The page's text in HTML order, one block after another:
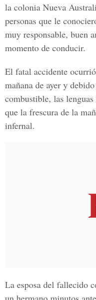
la colonia Nueva
personas que le
muy responsable, buen
momento de conducir.
El fatal accidente
mañana de ayer y
combustible, las
que la frescura de la
infernal.
La esposa del fallecido